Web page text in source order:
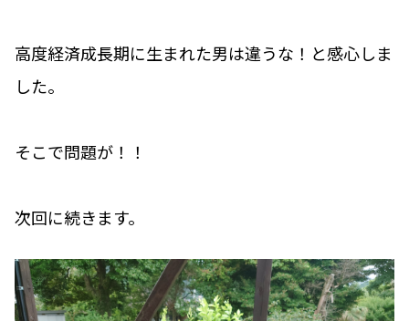
高度経済成長期に生まれた男は違うな！と感心しま
した。
そこで問題が！！
次回に続きます。